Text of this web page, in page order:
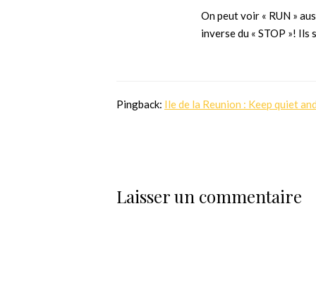
On peut voir « RUN »
inverse du « STOP »!
Pingback: Ile de la Reunion : Keep quiet
Laisser un commentaire